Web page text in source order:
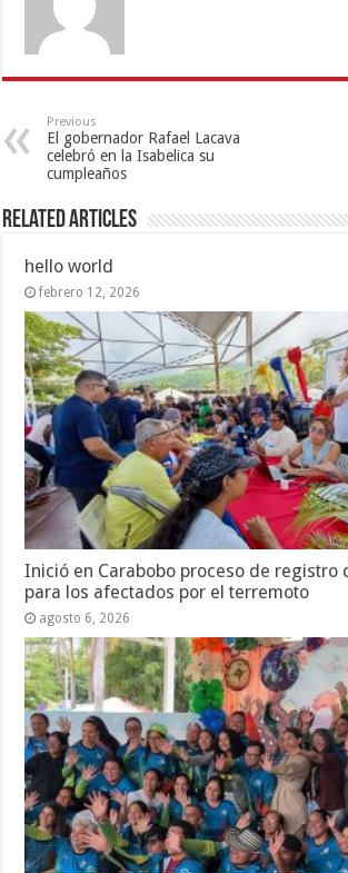
Previous
El gobernador Rafael Lacava
celebró en la Isabelica su
cumpleaños
Related Articles
hello world
febrero 12, 2026
Inició en Carabobo proceso de registro
para los afectados por el terremoto
agosto 6, 2026